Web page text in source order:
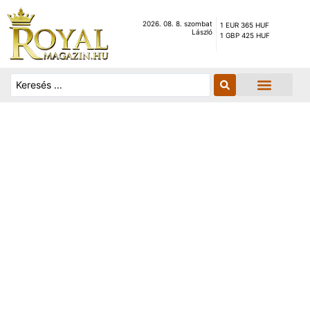
2026. 08. 8. szombat
László
1 EUR 365 HUF
1 GBP 425 HUF